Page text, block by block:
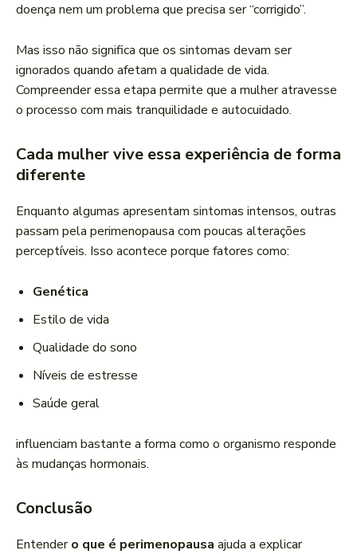
doença nem um problema que precisa ser “corrigido”.
Mas isso não significa que os sintomas devam ser
ignorados quando afetam a qualidade de vida.
Compreender essa etapa permite que a mulher atravesse
o processo com mais tranquilidade e autocuidado.
Cada mulher vive essa experiência de forma
diferente
Enquanto algumas apresentam sintomas intensos, outras
passam pela perimenopausa com poucas alterações
perceptíveis. Isso acontece porque fatores como:
Genética
Estilo de vida
Qualidade do sono
Níveis de estresse
Saúde geral
influenciam bastante a forma como o organismo responde
às mudanças hormonais.
Conclusão
Entendero que é perimenopausa ajuda a explicar